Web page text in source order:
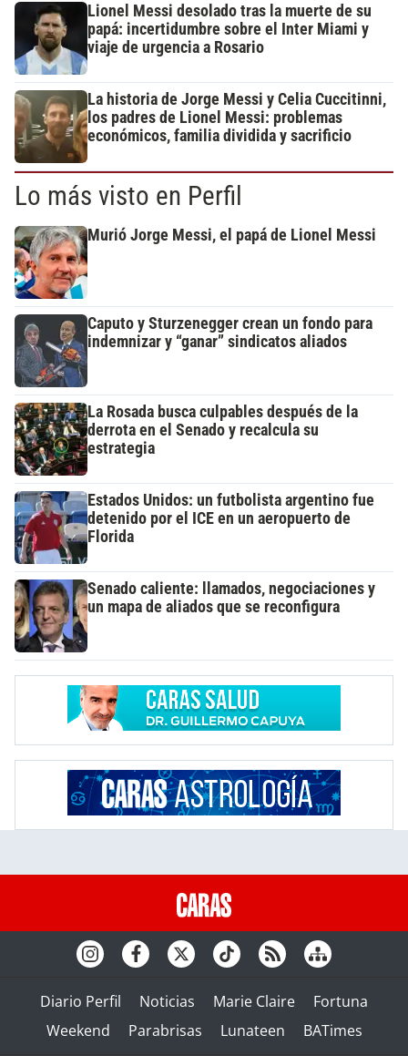
Lionel Messi desolado tras la muerte de su
papá: incertidumbre sobre el Inter Miami y
viaje de urgencia a Rosario
La historia de Jorge Messi y Celia Cuccitinni,
los padres de Lionel Messi: problemas
económicos, familia dividida y sacrificio
Lo más visto en Perfil
Murió Jorge Messi, el papá de Lionel Messi
Caputo y Sturzenegger crean un fondo para
indemnizar y “ganar” sindicatos aliados
La Rosada busca culpables después de la
derrota en el Senado y recalcula su
estrategia
Estados Unidos: un futbolista argentino fue
detenido por el ICE en un aeropuerto de
Florida
Senado caliente: llamados, negociaciones y
un mapa de aliados que se reconfigura
Diario Perfil Noticias Marie Claire
Fortuna
Weekend
Parabrisas Lunateen BATimes